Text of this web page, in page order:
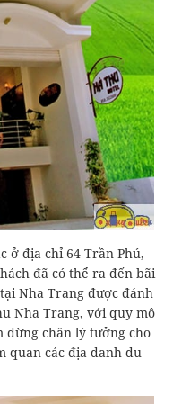
ở địa chỉ 64 Trần Phú,
đã có thể ra đến bãi
Nha Trang được đánh
Nha Trang, với quy mô
dừng chân lý tưởng cho
quan các địa danh du